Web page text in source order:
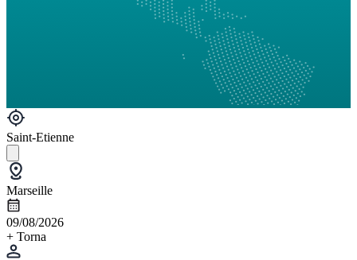
Saint-Etienne
Marseille
09/08/2026
+ Torna